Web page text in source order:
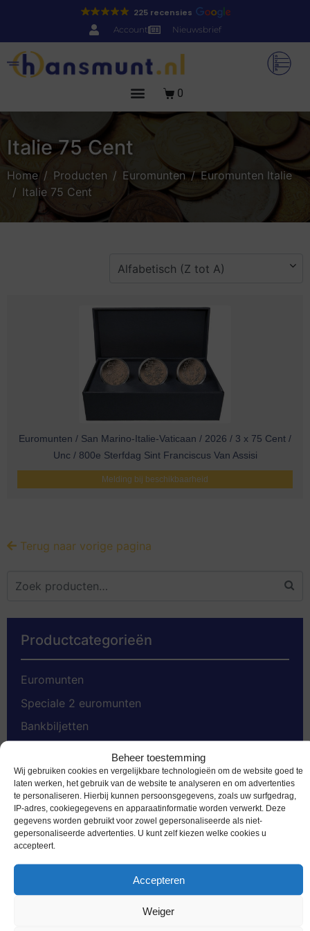
Beheer toestemming
Wij gebruiken cookies en vergelijkbare technologieën om de website goed te
laten werken, het gebruik van de website te analyseren en om advertenties
te personaliseren. Hierbij kunnen persoonsgegevens, zoals uw surfgedrag,
IP-adres, cookiegegevens en apparaatinformatie worden verwerkt. Deze
gegevens worden gebruikt voor zowel gepersonaliseerde als niet-
gepersonaliseerde advertenties. U kunt zelf kiezen welke cookies u
accepteert.
Accepteren
Weiger
225 recensies
Account Nieuwsbrief
0
Italie 75 Cent
Home Producten Euromunten
Euromunten Italie
Italie 75 Cent
Euromunten / San Marino-Italie-Vaticaan / 2026 / 3 x 75 Cent /
Unc / 800e Sterfdag Sint Franciscus Van Assisi
Melding bij beschikbaarheid
Terug naar vorige pagina
Productcategorieën
Euromunten
Speciale 2 euromunten
Bankbiljetten
Nederland Voor 2002
Gold Coins
Dukaten
Penningen
Accessoires